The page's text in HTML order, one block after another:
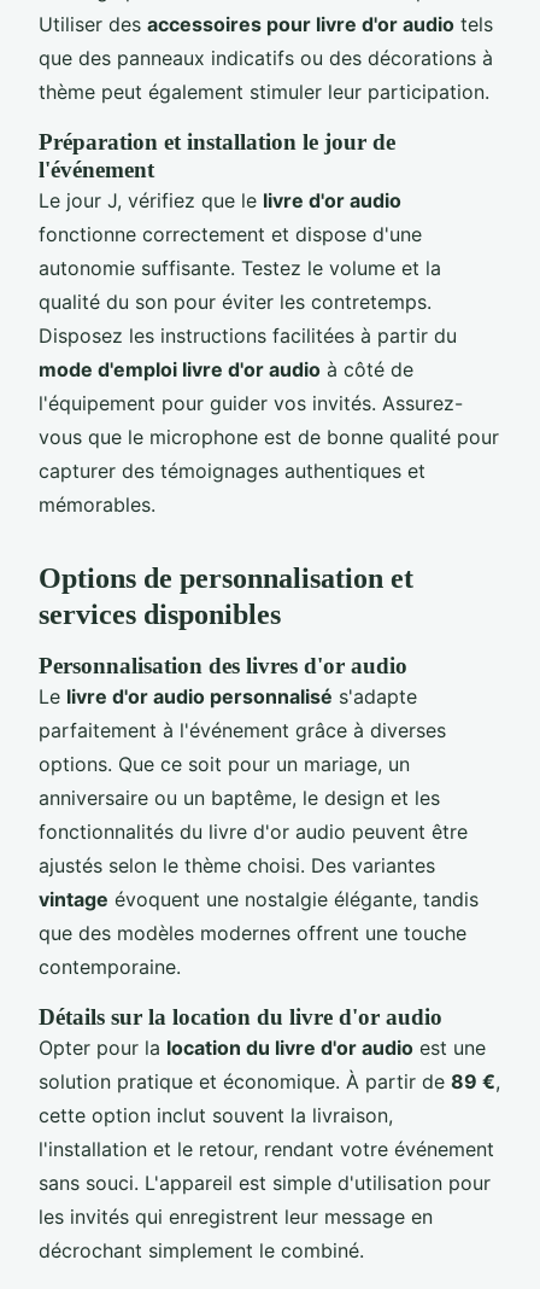
Utiliser des accessoires pour livre d'or audio tels
que des panneaux indicatifs ou des décorations à
thème peut également stimuler leur participation.
Préparation et installation le jour de
l'événement
Le jour J, vérifiez que le livre d'or audio
fonctionne correctement et dispose d'une
autonomie suffisante. Testez le volume et la
qualité du son pour éviter les contretemps.
Disposez les instructions facilitées à partir du
mode d'emploi livre d'or audio à côté de
l'équipement pour guider vos invités. Assurez-
vous que le microphone est de bonne qualité pour
capturer des témoignages authentiques et
mémorables.
Options de personnalisation et
services disponibles
Personnalisation des livres d'or audio
Le livre d'or audio personnalisé s'adapte
parfaitement à l'événement grâce à diverses
options. Que ce soit pour un mariage, un
anniversaire ou un baptême, le design et les
fonctionnalités du livre d'or audio peuvent être
ajustés selon le thème choisi. Des variantes
vintage évoquent une nostalgie élégante, tandis
que des modèles modernes offrent une touche
contemporaine.
Détails sur la location du livre d'or audio
Opter pour la location du livre d'or audio est une
solution pratique et économique. À partir de 89 €,
cette option inclut souvent la livraison,
l'installation et le retour, rendant votre événement
sans souci. L'appareil est simple d'utilisation pour
les invités qui enregistrent leur message en
décrochant simplement le combiné.